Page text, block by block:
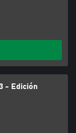
- Edición